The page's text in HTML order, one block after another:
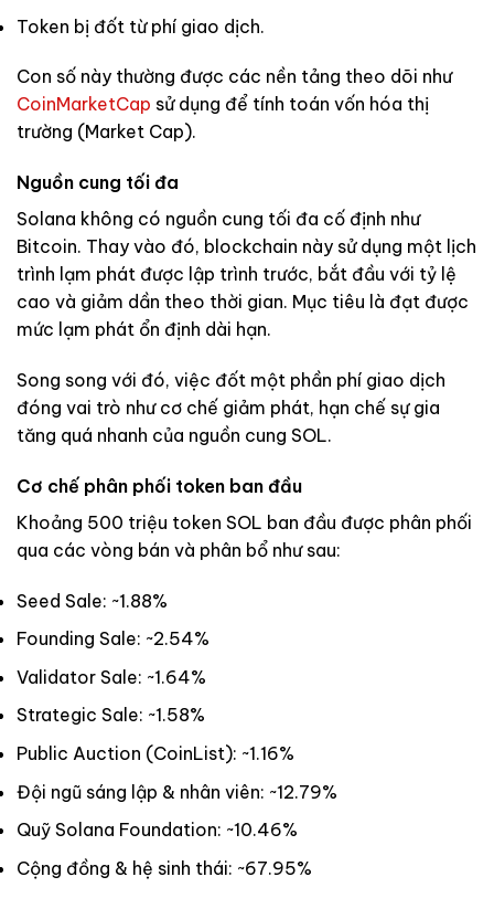
Token bị đốt từ phí giao dịch.
Con số này thường được các nền tảng theo dõi như
CoinMarketCap sử dụng để tính toán vốn hóa thị
trường (Market Cap).
Nguồn cung tối đa
Solana không có nguồn cung tối đa cố định như
Bitcoin. Thay vào đó, blockchain này sử dụng một lịch
trình lạm phát được lập trình trước, bắt đầu với tỷ lệ
cao và giảm dần theo thời gian. Mục tiêu là đạt được
mức lạm phát ổn định dài hạn.
Song song với đó, việc đốt một phần phí giao dịch
đóng vai trò như cơ chế giảm phát, hạn chế sự gia
tăng quá nhanh của nguồn cung SOL.
Cơ chế phân phối token ban đầu
Khoảng 500 triệu token SOL ban đầu được phân phối
qua các vòng bán và phân bổ như sau:
Seed Sale: ~1.88%
Founding Sale: ~2.54%
Validator Sale: ~1.64%
Strategic Sale: ~1.58%
Public Auction (CoinList): ~1.16%
Đội ngũ sáng lập & nhân viên: ~12.79%
Quỹ Solana Foundation: ~10.46%
Cộng đồng & hệ sinh thái: ~67.95%